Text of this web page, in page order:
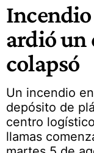
ardió un
colapsó
Un incendio
depósito de
centro
llamas